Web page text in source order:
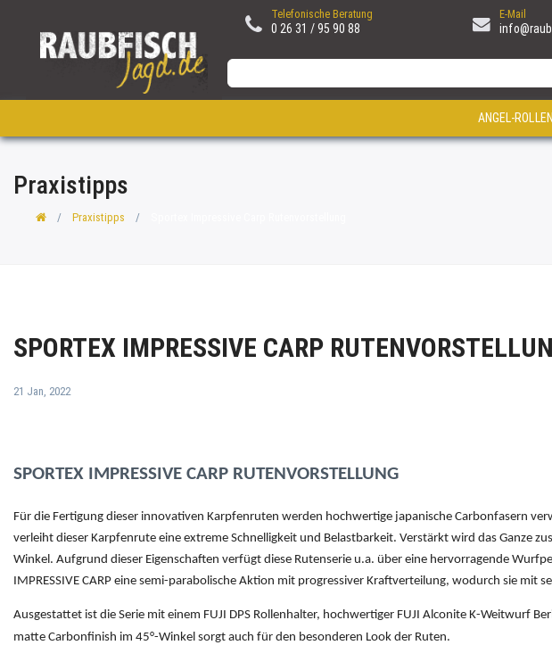
Telefonische Beratung
0 26 31 / 95 90 88
E-Mail
ANGEL-ROLLEN
Praxistipps
Praxistipps
SPORTEX IMPRESSIVE CARP
21 Jan, 2022
SPORTEX IMPRESSIVE CARP RUTENVORSTELLUNG
Für die Fertigung dieser innovativen Karpfenruten werden hochwertige japanische Carbonfasern
verleiht dieser Karpfenrute eine extreme Schnelligkeit und Belastbarkeit. Verstärkt wird das Ganze
Winkel. Aufgrund dieser Eigenschaften verfügt diese Rutenserie u.a. über eine hervorragende
IMPRESSIVE CARP eine semi-parabolische Aktion mit progressiver Kraftverteilung, wodurch sie mit
Ausgestattet ist die Serie mit einem FUJI DPS Rollenhalter, hochwertiger FUJI Alconite K-Weitwurf
matte Carbonfinish im 45°-Winkel sorgt auch für den besonderen Look der Ruten.